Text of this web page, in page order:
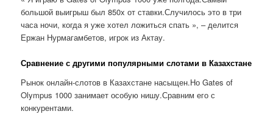
большой выигрыш был 850x от ставки.Случилось это в три
часа ночи, когда я уже хотел ложиться спать », – делится
Ержан Нурмагамбетов, игрок из Актау.
Сравнение с другими популярными слотами в Казахстане
Рынок онлайн-слотов в Казахстане насыщен.Но Gates of
Olympus 1000 занимает особую нишу.Сравним его с
конкурентами.